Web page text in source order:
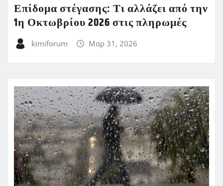
Επίδομα στέγασης: Τι αλλάζει από την
1η Οκτωβρίου 2026 στις πληρωμές
kimiforum Μαρ 31, 2026